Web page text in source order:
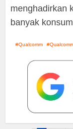
menghadirkan
banyak
Qualcomm